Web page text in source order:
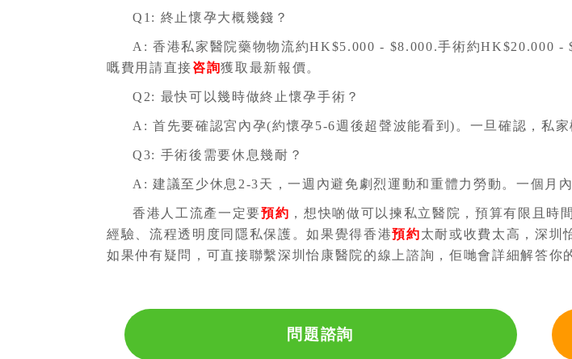
Q1: 終止懷孕大概幾錢？
A: 香港私家醫院藥物物流約HK$5.000 - $8.000.手術約HK$20.000 -
嘅費用請直接咨詢獲取最新報價。
Q2: 最快可以幾時做終止懷孕手術 ？
A: 首先要確認宮內孕(約懷孕5-6週後超聲波能看到)。一旦確認，私家
Q3: 手術後需要休息幾耐？
A: 建議至少休息2-3天，一週內避免劇烈運動和重體力勞動。一個月
香港人工流產一定要預約 ，想快啲做可以揀私立醫院，預算有限且時
經驗、流程透明度同隱私保護。如果覺得香港預約太耐或收費太高，深圳
如果仲有疑問，可直接聯繫深圳怡康醫院的線上諮詢，佢哋會詳細解答你
問題諮詢